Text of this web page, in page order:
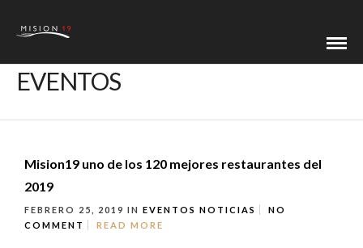
EVENTOS
Mision19 uno de los 120 mejores restaurantes del
2019
FEBRERO 25, 2019 IN EVENTOS NOTICIAS
NO
COMMENT
READ MORE